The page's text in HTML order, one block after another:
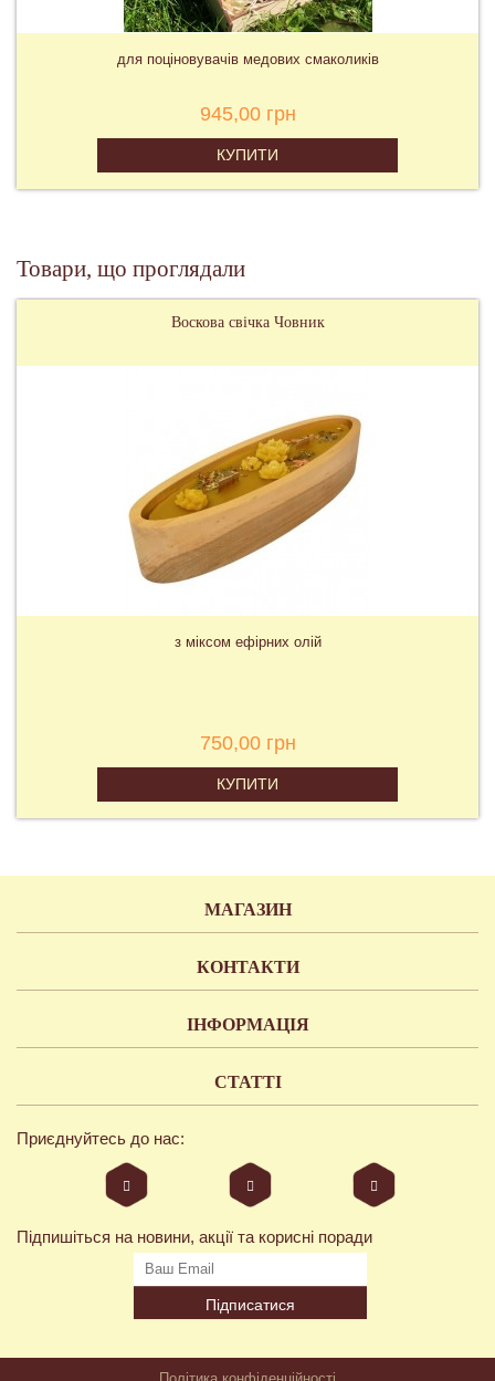
для поціновувачів медових смаколиків
945,00 грн
КУПИТИ
Товари, що проглядали
Воскова свічка Човник
з міксом ефірних олій
750,00 грн
КУПИТИ
МАГАЗИН
КОНТАКТИ
ІНФОРМАЦІЯ
СТАТТІ
Приєднуйтесь до нас:
Підпишіться на новини, акції та корисні поради
Підписатися